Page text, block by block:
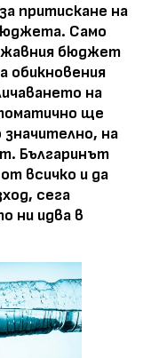
притискане на
Само
бюджет
обикновения
на
ще
значително, на
Българинът
всичко и да
сега
ни идва в